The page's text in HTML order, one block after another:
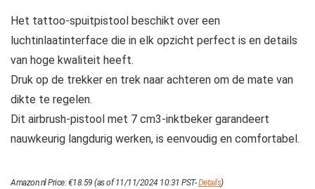
Het tattoo-spuitpistool beschikt over een
luchtinlaatinterface die in elk opzicht perfect is en details
van hoge kwaliteit heeft.
Druk op de trekker en trek naar achteren om de mate van
dikte te regelen.
Dit airbrush-pistool met 7 cm3-inktbeker garandeert
nauwkeurig langdurig werken, is eenvoudig en comfortabel.
Amazon.nl Price:€18.59 (as of 11/11/2024 10:31 PST-Details)